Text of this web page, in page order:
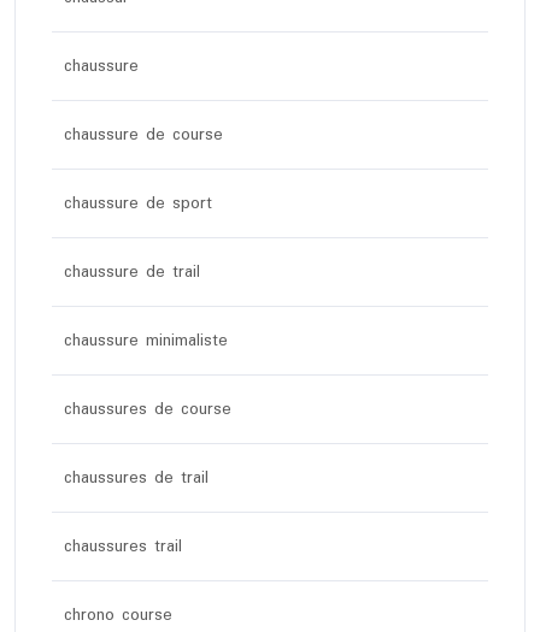
chaussure
chaussure de course
chaussure de sport
chaussure de trail
chaussure minimaliste
chaussures de course
chaussures de trail
chaussures trail
chrono course